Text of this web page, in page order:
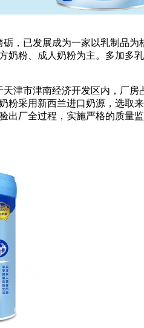
，已发展成为一家以乳制品为
奶粉、成人奶粉为主。多加多
津市津南经济开发区内，厂房
粉采用新西兰进口奶源，选取
出厂全过程，实施严格的质量监